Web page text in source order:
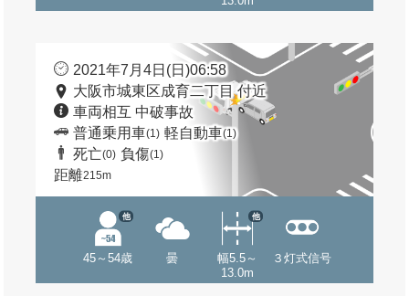
2021年7月4日(日)06:58
大阪市城東区成育二丁目 付近
車両相互 中破事故
普通乗用車(1) 軽自動車(1)
死亡(0) 負傷(1)
距離215m
45～54歳
他
曇
幅5.5～
13.0m
他
３灯式信号